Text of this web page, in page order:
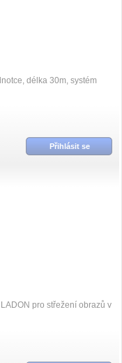
délka 30m, systém
Přihlásit se
pro střežení obrazů v